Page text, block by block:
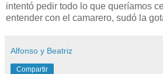
intentó pedir todo lo que queríamos
entender con el camarero, sudó la
Alfonso y Beatriz
Compartir